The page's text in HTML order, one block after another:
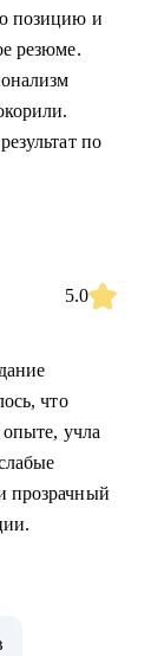
позицию и
резюме.
по
5.0
что
опыте, учла
прозрачный